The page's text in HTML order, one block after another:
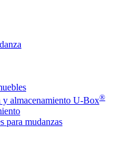
y almacenamiento U-Box®
para mudanzas